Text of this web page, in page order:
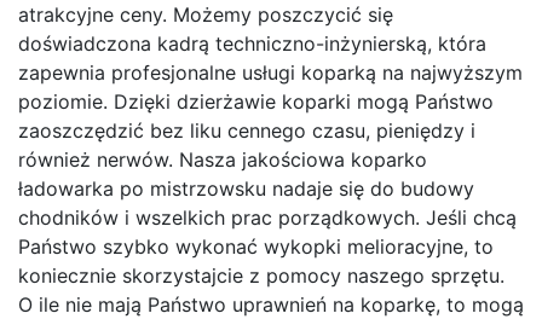
atrakcyjne ceny. Możemy poszczycić się
doświadczona kadrą techniczno-inżynierską, która
zapewnia profesjonalne usługi koparką na najwyższym
poziomie. Dzięki dzierżawie koparki mogą Państwo
zaoszczędzić bez liku cennego czasu, pieniędzy i
również nerwów. Nasza jakościowa koparko
ładowarka po mistrzowsku nadaje się do budowy
chodników i wszelkich prac porządkowych. Jeśli chcą
Państwo szybko wykonać wykopki melioracyjne, to
koniecznie skorzystajcie z pomocy naszego sprzętu.
O ile nie mają Państwo uprawnień na koparkę, to mogą